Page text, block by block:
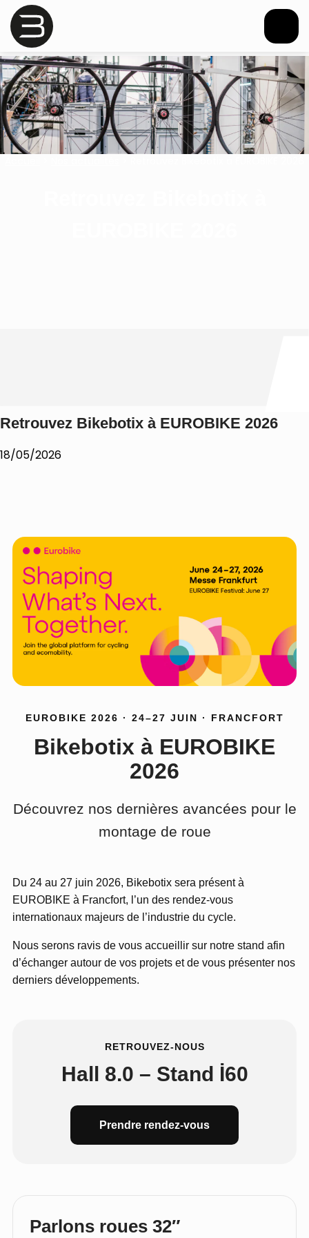
Retrouvez Bikebotix à EUROBIKE 2026
18/05/2026
EUROBIKE 2026 · 24–27 JUIN · FRANCFORT
Bikebotix à EUROBIKE
2026
Découvrez nos dernières avancées pour le
montage de roue
Du 24 au 27 juin 2026, Bikebotix sera présent à
EUROBIKE à Francfort, l’un des rendez-vous
internationaux majeurs de l’industrie du cycle.
Nous serons ravis de vous accueillir sur notre stand afin
d’échanger autour de vos projets et de vous présenter nos
derniers développements.
RETROUVEZ-NOUS
Hall 8.0 – Stand İ60
Prendre rendez-vous
Parlons roues 32″